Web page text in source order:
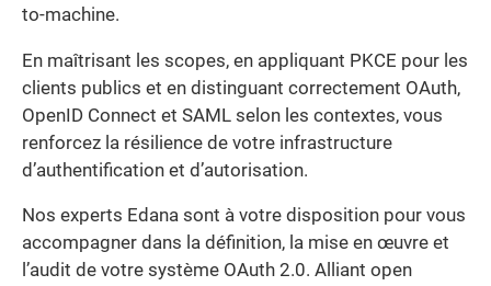
to-machine.
En maîtrisant les scopes, en appliquant PKCE pour les
clients publics et en distinguant correctement OAuth,
OpenID Connect et SAML selon les contextes, vous
renforcez la résilience de votre infrastructure
d’authentification et d’autorisation.
Nos experts Edana sont à votre disposition pour vous
accompagner dans la définition, la mise en œuvre et
l’audit de votre système OAuth 2.0. Alliant open